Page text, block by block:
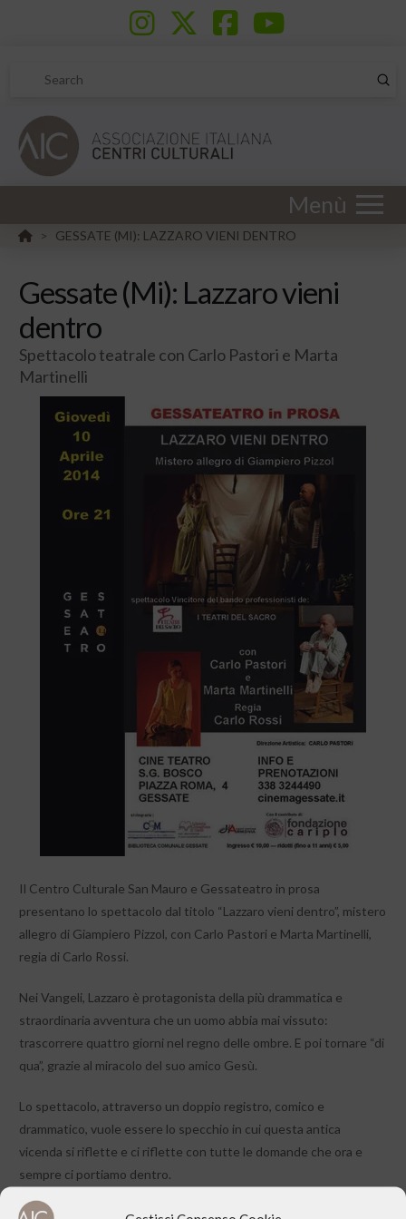
Search
Menù
HOME
> GESSATE (MI): LAZZARO VIENI DENTRO
Gessate (Mi): Lazzaro vieni
dentro
Spettacolo teatrale con Carlo Pastori e Marta
Martinelli
Il Centro Culturale San Mauro e Gessateatro in prosa
presentano lo spettacolo dal titolo “Lazzaro vieni dentro”, mistero
allegro di Giampiero Pizzol, con Carlo Pastori e Marta Martinelli,
regia di Carlo Rossi.
Nei Vangeli, Lazzaro è protagonista della più drammatica e
straordinaria avventura che un uomo abbia mai vissuto:
trascorrere quattro giorni nel regno delle ombre. E poi tornare “di
qua”, grazie al miracolo del suo amico Gesù.
Lo spettacolo, attraverso un doppio registro, comico e
drammatico, vuole essere lo specchio in cui questa antica
vicenda si riflette e ci riflette con tutte le domande che ora e
sempre ci portiamo dentro.
Perché se morire è difficile risorgere non è affatto semplice!